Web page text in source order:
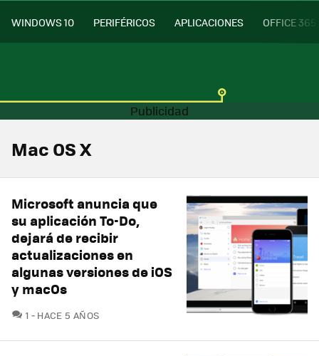
WINDOWS 10 PERIFÉRICOS APLICACIONES OFFICE 365
Mac OS X
Microsoft anuncia que
su aplicación To-Do,
dejará de recibir
actualizaciones en
algunas versiones de iOS
y macOs
1 COMENTARIOS
HACE 5 AÑOS